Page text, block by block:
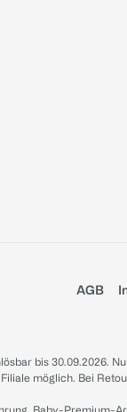
AGB
bis 30.09.2026.
möglich. Bei
Baby-Premium-